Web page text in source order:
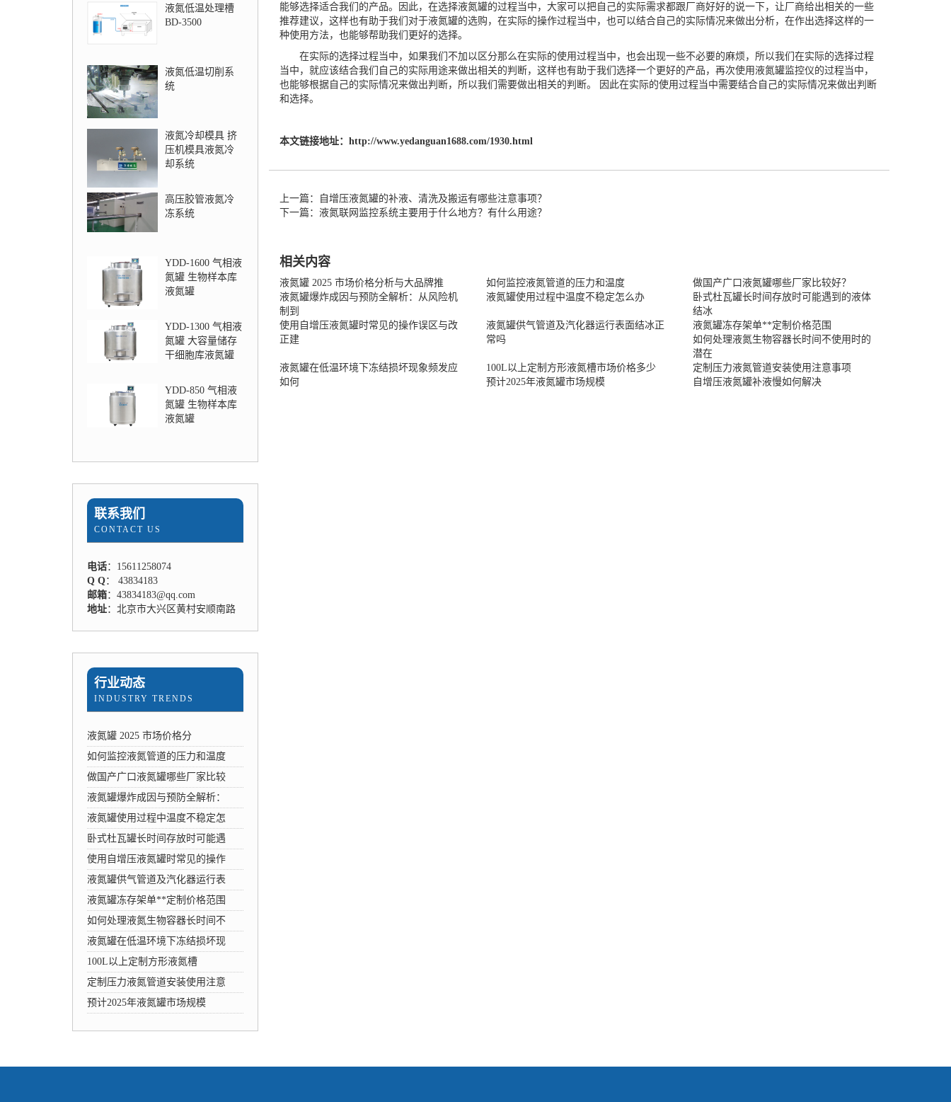
液氮低温处理槽
BD-3500
液氮低温切削系
统
液氮冷却模具 挤
压机模具液氮冷
却系统
高压胶管液氮冷
冻系统
YDD-1600 气相液
氮罐 生物样本库
液氮罐
YDD-1300 气相液
氮罐 大容量储存
干细胞库液氮罐
YDD-850 气相液
氮罐 生物样本库
液氮罐
联系我们
CONTACT US
电话：15611258074
Q Q： 43834183
邮箱：43834183@qq.com
地址：北京市大兴区黄村安顺南路
行业动态
INDUSTRY TRENDS
液氮罐 2025 市场价格分
如何监控液氮管道的压力和温度
做国产广口液氮罐哪些厂家比较
液氮罐爆炸成因与预防全解析：
液氮罐使用过程中温度不稳定怎
卧式杜瓦罐长时间存放时可能遇
使用自增压液氮罐时常见的操作
液氮罐供气管道及汽化器运行表
液氮罐冻存架单**定制价格范围
如何处理液氮生物容器长时间不
液氮罐在低温环境下冻结损坏现
100L以上定制方形液氮槽
定制压力液氮管道安装使用注意
预计2025年液氮罐市场规模
能够选择适合我们的产品。因此，在选择液氮罐的过程当中，大家可以把自己的实际需求都跟厂商好好的说一下，让厂商给出相关的一些
推荐建议，这样也有助于我们对于液氮罐的选购，在实际的操作过程当中，也可以结合自己的实际情况来做出分析，在作出选择这样的一
种使用方法，也能够帮助我们更好的选择。
在实际的选择过程当中，如果我们不加以区分那么在实际的使用过程当中，也会出现一些不必要的麻烦，所以我们在实际的选择过程
当中，就应该结合我们自己的实际用途来做出相关的判断，这样也有助于我们选择一个更好的产品，再次使用液氮罐监控仪的过程当中，
也能够根据自己的实际情况来做出判断，所以我们需要做出相关的判断。 因此在实际的使用过程当中需要结合自己的实际情况来做出判断
和选择。
本文链接地址： http://www.yedanguan1688.com/1930.html
上一篇：自增压液氮罐的补液、清洗及搬运有哪些注意事项？
下一篇：液氮联网监控系统主要用于什么地方？有什么用途？
相关内容
液氮罐 2025 市场价格分析与大品牌推 如何监控液氮管道的压力和温度
做国产广口液氮罐哪些厂家比较好？
液氮罐爆炸成因与预防全解析：从风险机
制到
液氮罐使用过程中温度不稳定怎么办
卧式杜瓦罐长时间存放时可能遇到的液体
结冰
使用自增压液氮罐时常见的操作误区与改
正建
液氮罐供气管道及汽化器运行表面结冰正
常吗
液氮罐冻存架单**定制价格范围
如何处理液氮生物容器长时间不使用时的
潜在
液氮罐在低温环境下冻结损坏现象频发应
如何
100L以上定制方形液氮槽市场价格多少
定制压力液氮管道安装使用注意事项
预计2025年液氮罐市场规模
自增压液氮罐补液慢如何解决